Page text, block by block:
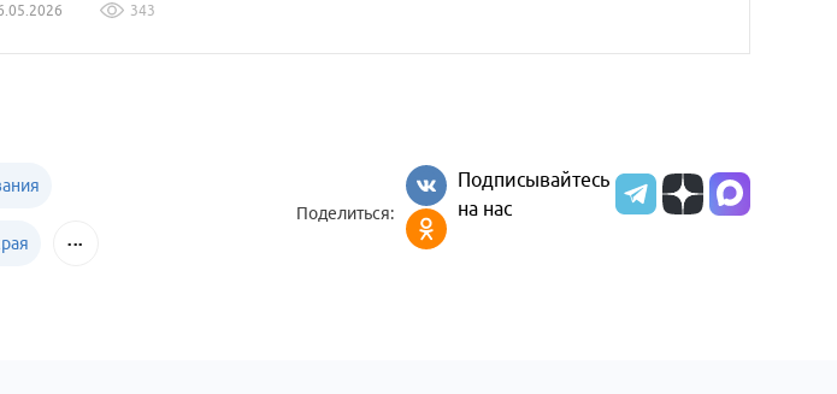
343
Поделиться:
Подписывайтесь
на нас